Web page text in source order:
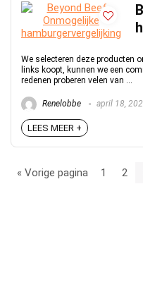
We selecteren deze producten
links koopt, kunnen we een
redenen proberen velen van ...
Renelobbe april 18,
LEES MEER +
« Vorige pagina 1 2